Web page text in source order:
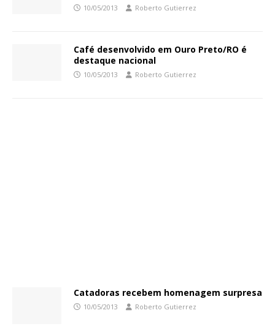
10/05/2013 Roberto Gutierrez
Café desenvolvido em Ouro Preto/RO é
destaque nacional
10/05/2013 Roberto Gutierrez
Catadoras recebem homenagem surpresa
10/05/2013 Roberto Gutierrez